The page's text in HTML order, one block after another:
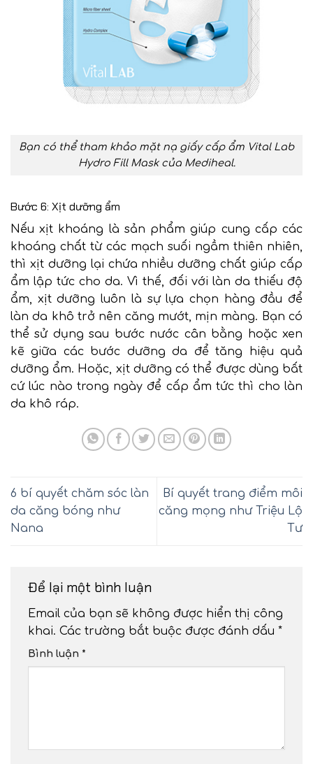
Bạn có thể tham khảo mặt nạ giấy cấp ẩm Vital Lab
Hydro Fill Mask của Mediheal.
Bước 6: Xịt dưỡng ẩm
Nếu xịt khoáng là sản phẩm giúp cung cấp các
khoáng chất từ các mạch suối ngầm thiên nhiên,
thì xịt dưỡng lại chứa nhiều dưỡng chất giúp cấp
ẩm lập tức cho da. Vì thế, đối với làn da thiếu độ
ẩm, xịt dưỡng luôn là sự lựa chọn hàng đầu để
làn da khô trở nên căng mướt, mịn màng. Bạn có
thể sử dụng sau bước nước cân bằng hoặc xen
kẽ giữa các bước dưỡng da để tăng hiệu quả
dưỡng ẩm. Hoặc, xịt dưỡng có thể được dùng bất
cứ lúc nào trong ngày để cấp ẩm tức thì cho làn
da khô ráp.
6 bí quyết chăm sóc làn
da căng bóng như
Nana
Bí quyết trang điểm môi
căng mọng như Triệu Lộ
Tư
Để lại một bình luận
Email của bạn sẽ không được hiển thị công
khai. Các trường bắt buộc được đánh dấu *
Bình luận *